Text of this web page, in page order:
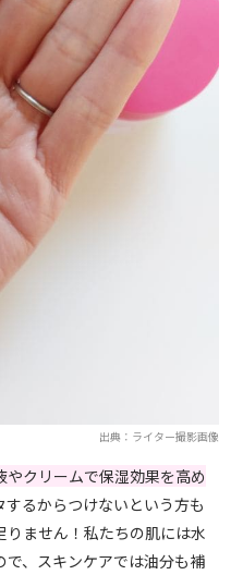
出典：ライター撮影画像
クリームで保湿効果を高め
するからつけないという方も
ません！私たちの肌には水
、スキンケアでは油分も補